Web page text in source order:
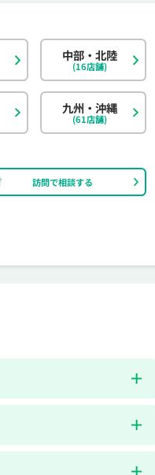
訪問で相談する
中部・北陸
(16店舗)
九州・沖縄
(61店舗)